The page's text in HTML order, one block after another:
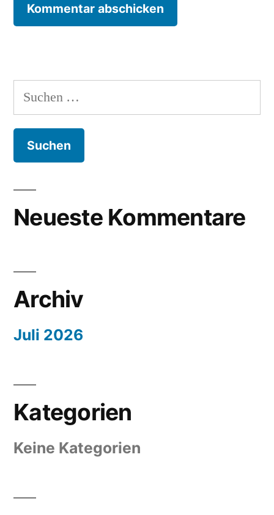
Suche
nach:
Neueste Kommentare
Archiv
Juli 2026
Kategorien
Keine Kategorien